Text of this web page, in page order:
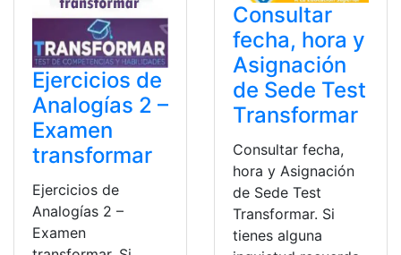
Ejercicios de
Analogías 2 –
Examen
transformar
Ejercicios de
Analogías 2 –
Examen
Consultar
fecha, hora y
Asignación
de Sede Test
Transformar
Consultar fecha,
hora y Asignación
de Sede Test
Transformar. Si
tienes alguna